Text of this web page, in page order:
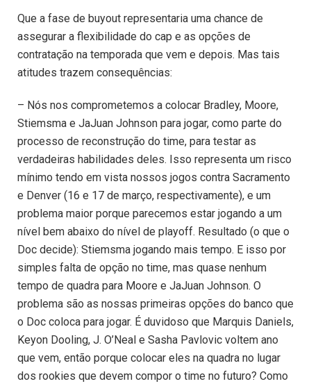
Que a fase de buyout representaria uma chance de
assegurar a flexibilidade do cap e as opções de
contratação na temporada que vem e depois. Mas tais
atitudes trazem consequências:
– Nós nos comprometemos a colocar Bradley, Moore,
Stiemsma e JaJuan Johnson para jogar, como parte do
processo de reconstrução do time, para testar as
verdadeiras habilidades deles. Isso representa um risco
mínimo tendo em vista nossos jogos contra Sacramento
e Denver (16 e 17 de março, respectivamente), e um
problema maior porque parecemos estar jogando a um
nível bem abaixo do nível de playoff. Resultado (o que o
Doc decide): Stiemsma jogando mais tempo. E isso por
simples falta de opção no time, mas quase nenhum
tempo de quadra para Moore e JaJuan Johnson. O
problema são as nossas primeiras opções do banco que
o Doc coloca para jogar. É duvidoso que Marquis Daniels,
Keyon Dooling, J. O’Neal e Sasha Pavlovic voltem ano
que vem, então porque colocar eles na quadra no lugar
dos rookies que devem compor o time no futuro? Como